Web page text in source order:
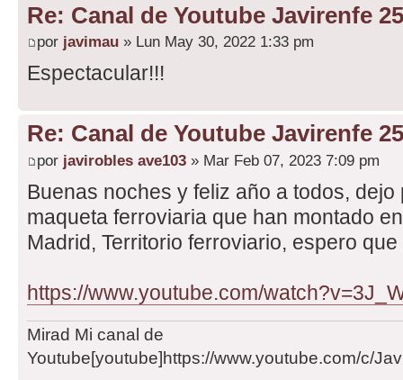
Re: Canal de Youtube Javirenfe
por javimau » Lun May 30, 2022 1:33 pm
Espectacular!!!
Re: Canal de Youtube Javirenfe
por javirobles ave103 » Mar Feb 07, 2023 7:09 pm
Buenas noches y feliz año a todos,
maqueta ferroviaria que han montado
Madrid, Territorio ferroviario, espero
https://www.youtube.com/
Mirad Mi canal de
Youtube[youtube]https://www.youtube.com/c/